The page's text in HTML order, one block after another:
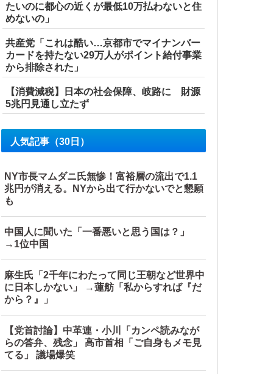
たいのに都心の近くが最低10万払わないと住
めないの」
共産党「これは酷い…京都市でマイナンバー
カードを持たない29万人がポイント給付事業
から排除された」
【消費減税】日本の社会保障、岐路に 財源
5兆円見通し立たず
人気記事（30日）
NY市長マムダニ氏無惨！富裕層の流出で1.1
兆円が消える。NYから出て行かないでと懇願
も
中国人に聞いた「一番悪いと思う国は？」
→1位中国
麻生氏「2千年にわたって同じ王朝など世界中
に日本しかない」 →蓮舫「私からすれば『だ
から？』」
【党首討論】中革連・小川「カンペ読みなが
らの答弁、残念」 高市首相「ご自身もメモ見
てる」 議場爆笑